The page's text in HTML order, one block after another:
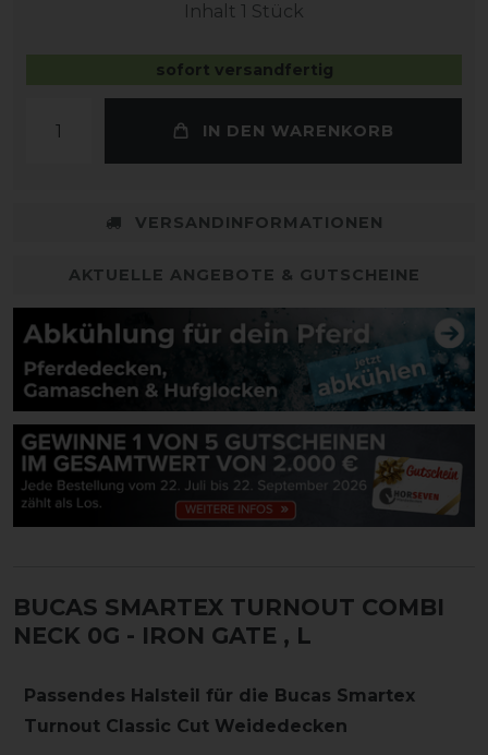
Inhalt 1 Stück
sofort versandfertig
IN DEN WARENKORB
VERSANDINFORMATIONEN
AKTUELLE ANGEBOTE & GUTSCHEINE
BUCAS SMARTEX TURNOUT COMBI
NECK 0G - IRON GATE , L
Passendes Halsteil für die Bucas Smartex
Turnout Classic Cut Weidedecken